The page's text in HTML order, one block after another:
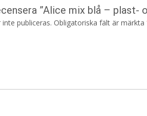
”Alice mix blå – plast-
publiceras. Obligatoriska fält är märkta